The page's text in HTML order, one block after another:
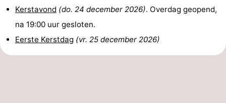
Kerstavond (do. 24 december 2026). Overdag geopend,
na 19:00 uur gesloten.
Eerste Kerstdag (vr. 25 december 2026)